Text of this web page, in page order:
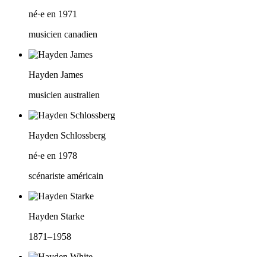
né·e en 1971
musicien canadien
Hayden James
musicien australien
Hayden Schlossberg
né·e en 1978
scénariste américain
Hayden Starke
1871–1958